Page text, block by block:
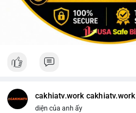
cakhiatv.work cakhiatv.work
diện của anh ấy